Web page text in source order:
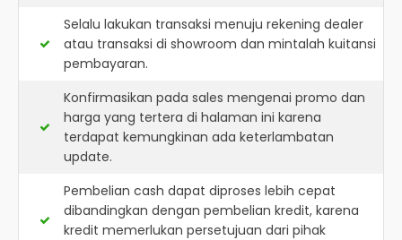
Selalu lakukan transaksi menuju rekening dealer
atau transaksi di showroom dan mintalah kuitansi
pembayaran.
Konfirmasikan pada sales mengenai promo dan
harga yang tertera di halaman ini karena
terdapat kemungkinan ada keterlambatan
update.
Pembelian cash dapat diproses lebih cepat
dibandingkan dengan pembelian kredit, karena
kredit memerlukan persetujuan dari pihak